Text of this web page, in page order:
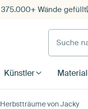
375.000+ Wände gefüllt
Suche
Künstler
Herbstträume von Jacky